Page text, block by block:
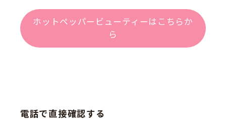
ホットペッパービューティーはこちらか
ら
電話で直接確認する